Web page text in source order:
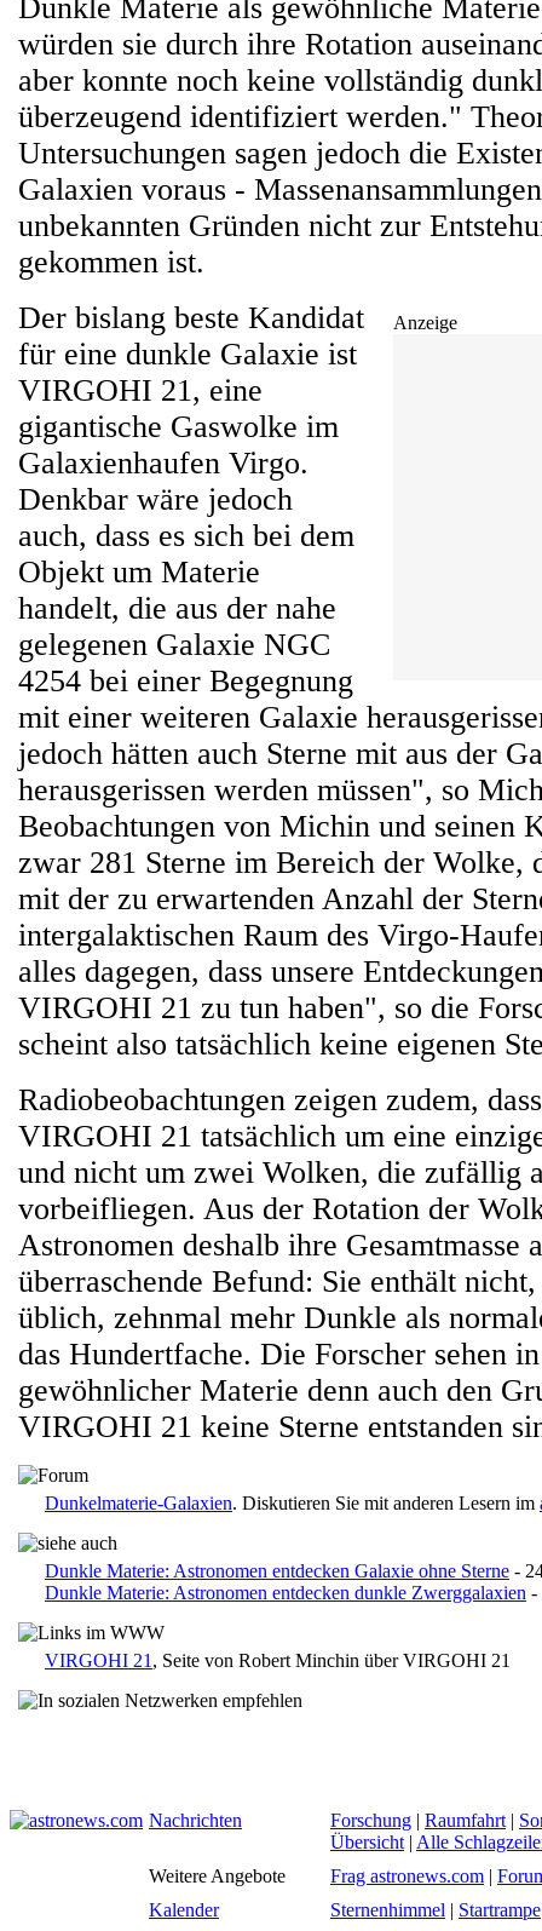
Dunkle Materie als gewöhnliche
würden sie durch ihre Rotation
aber konnte noch keine vollständig
überzeugend identifiziert werden."
Untersuchungen sagen jedoch die
Galaxien voraus -
unbekannten Gründen nicht zur
gekommen ist.
Anzeige
Der bislang beste Kandidat
für eine dunkle Galaxie ist
VIRGOHI 21, eine
gigantische Gaswolke im
Galaxienhaufen Virgo.
Denkbar wäre jedoch
auch, dass es sich bei dem
Objekt um Materie
handelt, die aus der nahe
gelegenen Galaxie NGC
4254 bei einer Begegnung
mit einer weiteren Galaxie
jedoch hätten auch Sterne mit aus der
herausgerissen werden müssen", so
Beobachtungen von Michin und seinen
zwar 281 Sterne im Bereich der Wolke,
mit der zu erwartenden Anzahl der
intergalaktischen Raum des Virgo-
alles dagegen, dass unsere
VIRGOHI 21 zu tun haben", so die
scheint also tatsächlich keine eigenen
Radiobeobachtungen zeigen zudem,
VIRGOHI 21 tatsächlich um eine
und nicht um zwei Wolken, die zufällig
vorbeifliegen. Aus der Rotation der
Astronomen deshalb ihre Gesamtmasse
überraschende Befund: Sie enthält
üblich, zehnmal mehr Dunkle als
das Hundertfache. Die Forscher sehen
gewöhnlicher Materie denn auch den
VIRGOHI 21 keine Sterne entstanden
Dunkelmaterie-Galaxien. Diskutieren Sie mit anderen Lesern im
Dunkle Materie: Astronomen entdecken Galaxie ohne Sterne -
Dunkle Materie: Astronomen entdecken dunkle Zwerggalaxien -
VIRGOHI 21 , Seite von Robert Minchin über VIRGOHI 21
Nachrichten Forschung | Raumfahrt |
Übersicht | Alle
Weitere Angebote
Frag astronews.com |
Kalender
Sternenhimmel | Startrampe